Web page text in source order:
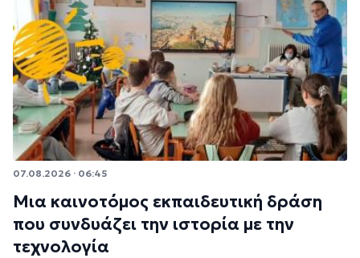
07.08.2026 · 06:45
Μια καινοτόμος εκπαιδευτική δράση
που συνδυάζει την ιστορία με την
τεχνολογία